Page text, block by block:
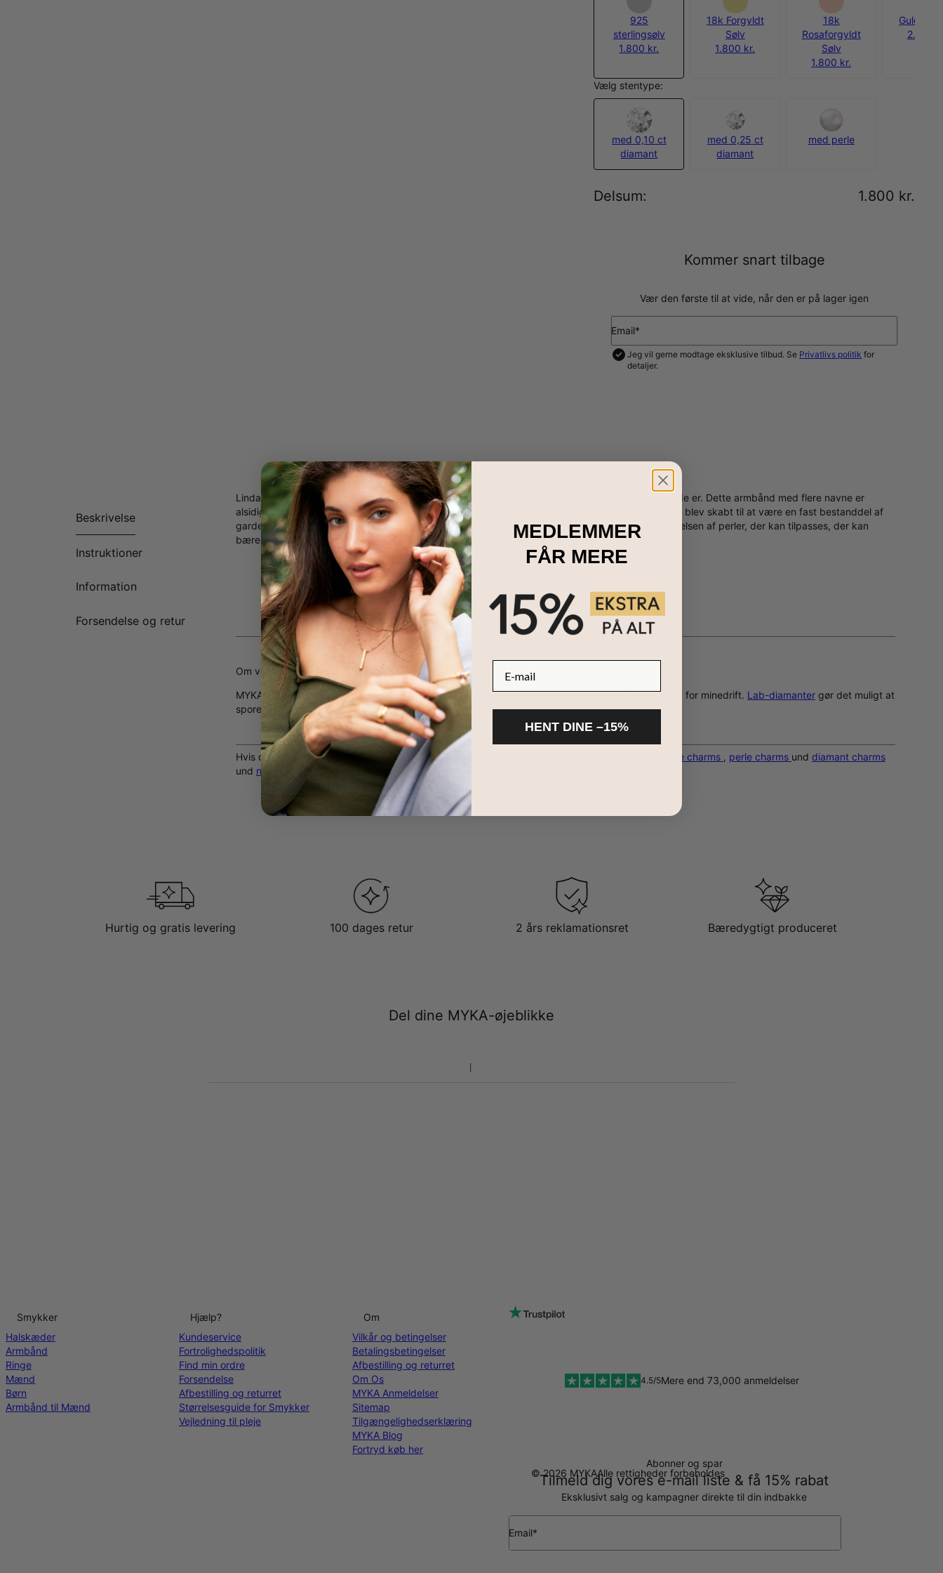
925
sterlingsølv
1.800 kr.
18k Forgyldt
Sølv
1.800 kr.
18k
Rosaforgyldt
Sølv
1.800 kr.
Guld
2.200
Vælg stentype:
med 0,10 ct
diamant
med 0,25 ct
diamant
med perle
Delsum: 1.800 kr.
Kommer snart tilbage
Vær den første til at vide, når den er på lager igen
Email*
Jeg vil gerne modtage eksklusive tilbud. Se Privatlivs politik for
detaljer.
Beskrivelse
Instruktioner
Information
Forsendelse og retur
Linda oval låsarmbånd tjener som en sød påmindelse til mødre om, hvor vigtige og uerstattelige de er. Dette armbånd med flere navne er
alsidigt i sterlingsølv og raffineret med en minimalistisk diamantcharm på en unik clipsramme. Det blev skabt til at være en fast bestanddel af
garderoben - på samme måde som en mors kærlighed altid er til stede i sin familiers hjerter. Tilføjelsen af perler, der kan tilpasses, der kan
bære specielle navne og ord, gør dette smykke endnu mere til en kærlig morsdags-gave.
Lavet i sterlingsølv
Kan tilpasses med op til 5 navneperler, 2 farvede perler og charms efter eget valg
Fås i 2 justerbare længder
Alle bogstaver er store
Om vores diamanter
MYKA's diamanter produceres etisk i laboratorier, hvilket sikrer høj renhed og klarhed uden behov for minedrift. Lab-diamanter gør det muligt at
spore fra produktionen til det endelige produkt.
Hvis du allerede har en halskæde/armbånd og gerne vil købe ekstra charms, så klik her for emalje charms , perle charms und diamant charms
und navne charms
Hurtig og gratis levering 100 dages retur 2 års reklamationsret Bæredygtigt produceret
Del dine MYKA-øjeblikke
Abonner og spar
Tilmeld dig vores e-mail liste & få 15% rabat
Eksklusivt salg og kampagner direkte til din indbakke
Email*
Smykker
Halskæder
Armbånd
Ringe
Mænd
Børn
Armbånd til Mænd
Hjælp?
Kundeservice
Fortrolighedspolitik
Find min ordre
Forsendelse
Afbestilling og returret
Størrelsesguide for Smykker
Vejledning til pleje
Om
Vilkår og betingelser
Betalingsbetingelser
Afbestilling og returret
Om Os
MYKA Anmeldelser
Sitemap
Tilgængelighedserklæring
MYKA Blog
Fortryd køb her
4.5/5Mere end 73,000 anmeldelser
© 2026 MYKAAlle rettigheder forbeholdes
MEDLEMMER
FÅR MERE
HENT DINE –15%